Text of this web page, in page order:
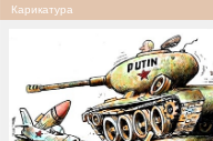
Карикатура